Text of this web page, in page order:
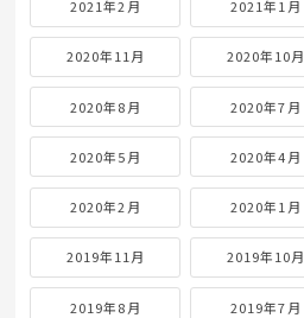
2021年2月 2021年1月
2020年11月 2020年10月
2020年8月 2020年7月
2020年5月 2020年4月
2020年2月 2020年1月
2019年11月 2019年10月
2019年8月 2019年7月